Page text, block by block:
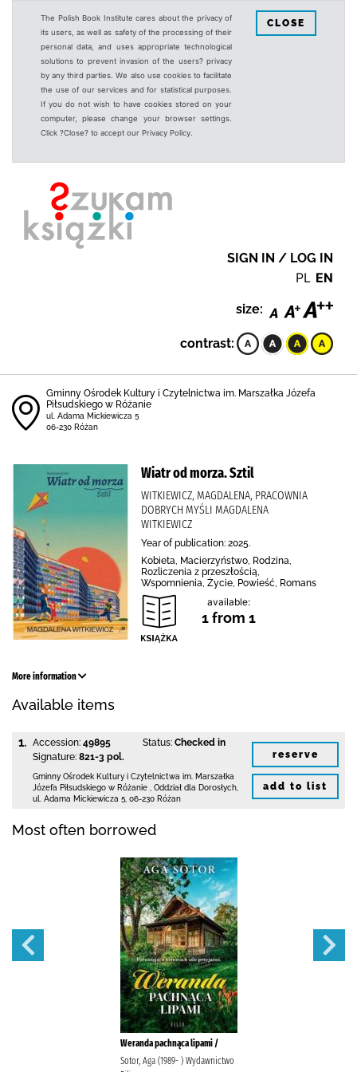
The Polish Book Institute cares about the privacy of
its users, as well as safety of the processing of their
personal data, and uses appropriate technological
solutions to prevent invasion of the users? privacy
by any third parties. We also use cookies to facilitate
the use of our services and for statistical purposes.
If you do not wish to have cookies stored on your
computer, please change your browser settings.
Click ?Close? to accept our Privacy Policy.
CLOSE
SIGN IN / LOG IN
PL EN
size:
contrast:
Gminny Ośrodek Kultury i Czytelnictwa im. Marszałka Józefa
Piłsudskiego w Różanie
ul. Adama Mickiewicza 5
06-230 Różan
Wiatr od morza. Sztil
WITKIEWICZ, MAGDALENA, PRACOWNIA
DOBRYCH MYŚLI MAGDALENA
WITKIEWICZ
Year of publication: 2025.
Kobieta, Macierzyństwo, Rodzina,
Rozliczenia z przeszłością,
Wspomnienia, Życie, Powieść, Romans
available:
1 from 1
More information
Available items
1. Accession: 49895
Signature: 821-3 pol.
Status: Checked in
Gminny Ośrodek Kultury i Czytelnictwa im. Marszałka
Józefa Piłsudskiego w Różanie
Oddział dla Dorosłych,
ul. Adama Mickiewicza 5 06-230 Różan
reserve
add to list
Most often borrowed
Weranda pachnąca lipami /
Sotor, Aga (1989- ) Wydawnictwo